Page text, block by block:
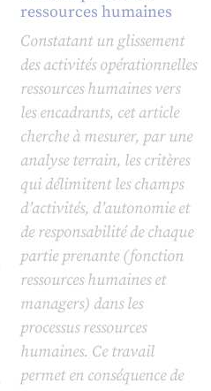
ressources humaines
Constatant un glissement
des activités opérationnelles
ressources humaines vers
les encadrants, cet article
cherche à mesurer, par une
analyse terrain, les critères
qui délimitent les champs
d’activités, d’autonomie et
de responsabilité de chaque
partie prenante (fonction
ressources humaines et
managers) dans les
processus ressources
humaines. Ce travail
permet en conséquence de